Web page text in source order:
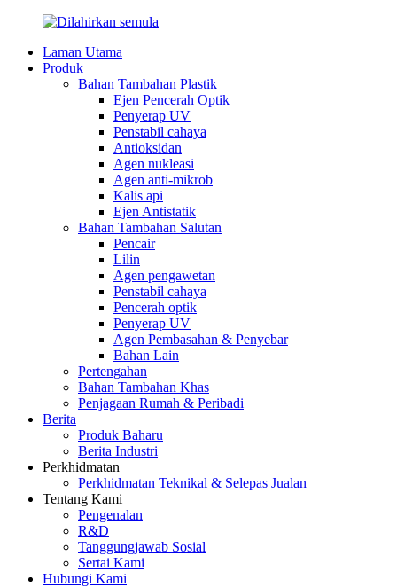
Laman Utama
Produk
Bahan Tambahan Plastik
Ejen Pencerah Optik
Penyerap UV
Penstabil cahaya
Antioksidan
Agen nukleasi
Agen anti-mikrob
Kalis api
Ejen Antistatik
Bahan Tambahan Salutan
Pencair
Lilin
Agen pengawetan
Penstabil cahaya
Pencerah optik
Penyerap UV
Agen Pembasahan & Penyebar
Bahan Lain
Pertengahan
Bahan Tambahan Khas
Penjagaan Rumah & Peribadi
Berita
Produk Baharu
Berita Industri
Perkhidmatan
Perkhidmatan Teknikal & Selepas Jualan
Tentang Kami
Pengenalan
R&D
Tanggungjawab Sosial
Sertai Kami
Hubungi Kami